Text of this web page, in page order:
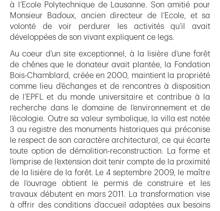
à l’Ecole Polytechnique de Lausanne. Son amitié pour
Monsieur Badoux, ancien directeur de l’Ecole, et sa
volonté de voir perdurer les activités qu’il avait
développées de son vivant expliquent ce legs.
Au coeur d’un site exceptionnel, à la lisière d’une forêt
de chênes que le donateur avait plantée, la Fondation
Bois-Chamblard, créée en 2000, maintient la propriété
comme lieu d’échanges et de rencontres à disposition
de l’EPFL et du monde universitaire et contribue à la
recherche dans le domaine de l’environnement et de
l’écologie. Outre sa valeur symbolique, la villa est notée
3 au registre des monuments historiques qui préconise
le respect de son caractère architectural, ce qui écarte
toute option de démolition-reconstruction. La forme et
l’emprise de l’extension doit tenir compte de la proximité
de la lisière de la forêt. Le 4 septembre 2009, le maître
de l’ouvrage obtient le permis de construire et les
travaux débutent en mars 2011. La transformation vise
à offrir des conditions d’accueil adaptées aux besoins